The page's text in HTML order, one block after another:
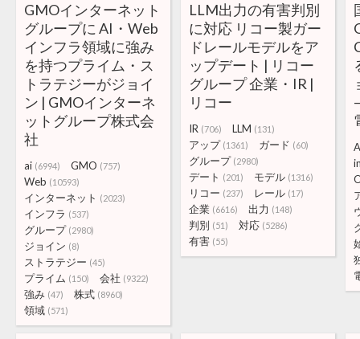
GMOインターネット
グループに AI・Web
インフラ領域に強み
を持つプライム・ス
トラテジーがジョイ
ン | GMOインターネ
ットグループ株式会
社
ai (6994) GMO (757)
Web (10593)
インターネット (2023)
インフラ (537)
グループ (2980)
ジョイン (8)
ストラテジー (45)
プライム (150) 会社 (9322)
強み (47) 株式 (8960)
領域 (571)
LLM出力の有害判別
に対応 リコー製ガー
ドレールモデルをア
ップデート | リコー
グループ 企業・IR |
リコー
IR (706) LLM (131)
アップ (1361) ガード (60)
グループ (2980)
デート (201) モデル (1316)
リコー (237) レール (17)
企業 (6616) 出力 (148)
判別 (51) 対応 (5286)
有害 (55)